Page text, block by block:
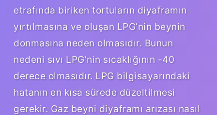
etrafında biriken tortuların diyaframın
yırtılmasına ve oluşan LPG’nin beynin
donmasına neden olmasıdır. Bunun
nedeni sıvı LPG’nin sıcaklığının -40
derece olmasıdır. LPG bilgisayarındaki
hatanın en kısa sürede düzeltilmesi
gerekir. Gaz beyni diyaframı arızası nasıl